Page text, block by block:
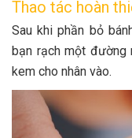
Thao tác hoàn
Sau khi phần bỏ
bạn rạch một đường
kem cho nhân vào.